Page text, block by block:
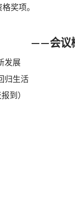
奖项。
——会议
发展
归生活
到 ）